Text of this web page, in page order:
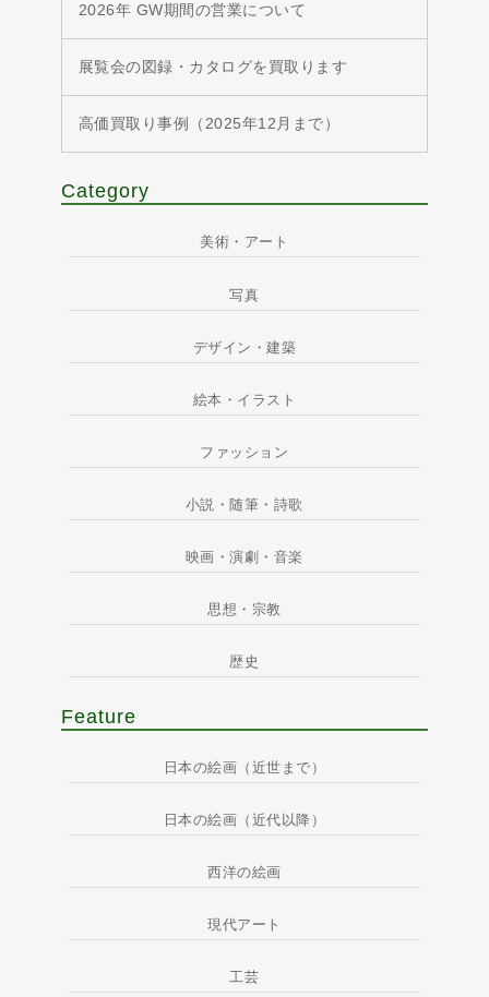
2026年 GW期間の営業について
展覧会の図録・カタログを買取ります
高価買取り事例（2025年12月まで）
Category
美術・アート
写真
デザイン・建築
絵本・イラスト
ファッション
小説・随筆・詩歌
映画・演劇・音楽
思想・宗教
歴史
Feature
日本の絵画（近世まで）
日本の絵画（近代以降）
西洋の絵画
現代アート
工芸